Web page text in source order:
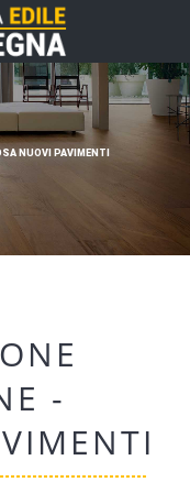
NUOVI PAVIMENTI
-